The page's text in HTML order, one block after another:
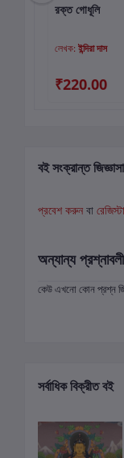
কার্টে যোগ
রক্ত গোধূলি
লেখক: ইন্দিরা দাস
₹220.00
বই সংক্রান্ত
প্রবেশ করুন বা
অন্যান্য প্রশ্নাবলী
কেউ এখনো কোন প্রশ্ন
সর্বাধিক বিক্রীত বই